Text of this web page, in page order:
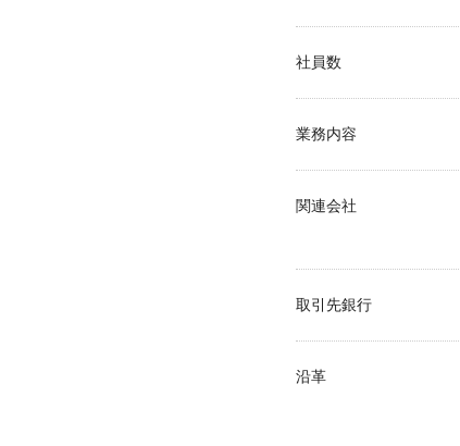
社員数
業務内容
関連会社
取引先銀行
沿革